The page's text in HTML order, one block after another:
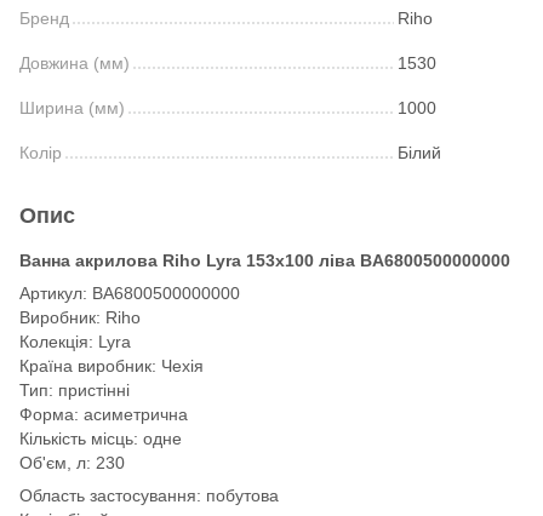
Бренд Riho
Довжина (мм) 1530
Ширина (мм) 1000
Колір Білий
Опис
Ванна акрилова Riho Lyra 153x100 ліва BA6800500000000
Артикул: BA6800500000000
Виробник: Riho
Колекція: Lyra
Країна виробник: Чехія
Тип: пристінні
Форма: асиметрична
Кількість місць: одне
Об'єм, л: 230
Область застосування: побутова